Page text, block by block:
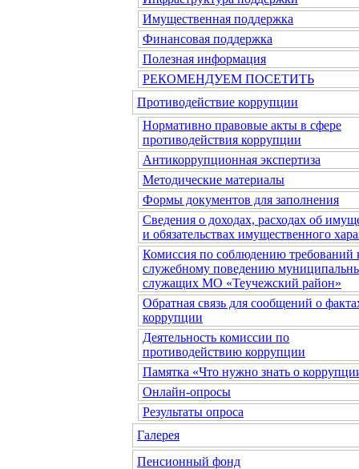
Имущественная поддержка
Финансовая поддержка
Полезная информация
РЕКОМЕНДУЕМ ПОСЕТИТЬ
Противодействие коррупции
Нормативно правовые акты в сфере
противодействия коррупции
Антикоррупционная экспертиза
Методические материалы
Формы документов для заполнения
Сведения о доходах, расходах об
и обязательствах имущественного
Комиссия по соблюдению требований
служебному поведению
служащих МО «Теучежский район»
Обратная связь для сообщений о
коррупции
Деятельность комиссии по
противодействию коррупции
Памятка «Что нужно знать о
Онлайн-опросы
Результаты опроса
Галерея
Пенсионный фонд